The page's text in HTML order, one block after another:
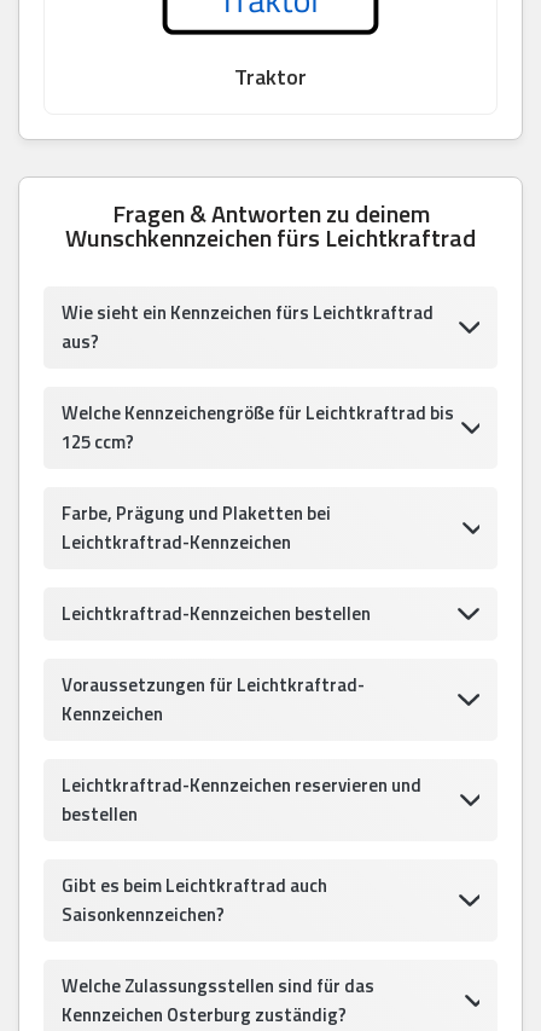
Traktor
Fragen & Antworten zu deinem
Wunschkennzeichen fürs Leichtkraftrad
Wie sieht ein Kennzeichen fürs Leichtkraftrad
aus?
Welche Kennzeichengröße für Leichtkraftrad bis
125 ccm?
Farbe, Prägung und Plaketten bei
Leichtkraftrad-Kennzeichen
Leichtkraftrad-Kennzeichen bestellen
Voraussetzungen für Leichtkraftrad-
Kennzeichen
Leichtkraftrad-Kennzeichen reservieren und
bestellen
Gibt es beim Leichtkraftrad auch
Saisonkennzeichen?
Welche Zulassungsstellen sind für das
Kennzeichen Osterburg zuständig?